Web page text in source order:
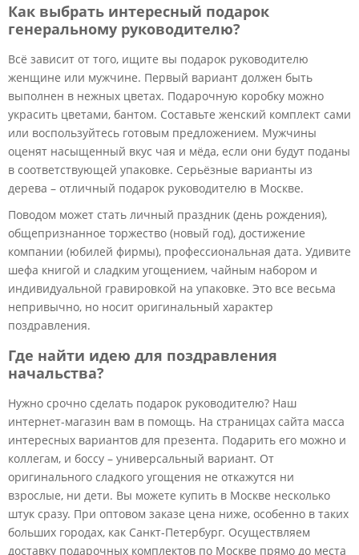
Как выбрать интересный подарок
генеральному руководителю?
Всё зависит от того, ищите вы подарок руководителю
женщине или мужчине. Первый вариант должен быть
выполнен в нежных цветах. Подарочную коробку можно
украсить цветами, бантом. Составьте женский комплект сами
или воспользуйтесь готовым предложением. Мужчины
оценят насыщенный вкус чая и мёда, если они будут поданы
в соответствующей упаковке. Серьёзные варианты из
дерева – отличный подарок руководителю в Москве.
Поводом может стать личный праздник (день рождения),
общепризнанное торжество (новый год), достижение
компании (юбилей фирмы), профессиональная дата. Удивите
шефа книгой и сладким угощением, чайным набором и
индивидуальной гравировкой на упаковке. Это все весьма
непривычно, но носит оригинальный характер
поздравления.
Где найти идею для поздравления
начальства?
Нужно срочно сделать подарок руководителю? Наш
интернет-магазин вам в помощь. На страницах сайта масса
интересных вариантов для презента. Подарить его можно и
коллегам, и боссу – универсальный вариант. От
оригинального сладкого угощения не откажутся ни
взрослые, ни дети. Вы можете купить в Москве несколько
штук сразу. При оптовом заказе цена ниже, особенно в таких
больших городах, как Санкт-Петербург. Осуществляем
доставку подарочных комплектов по Москве прямо до места